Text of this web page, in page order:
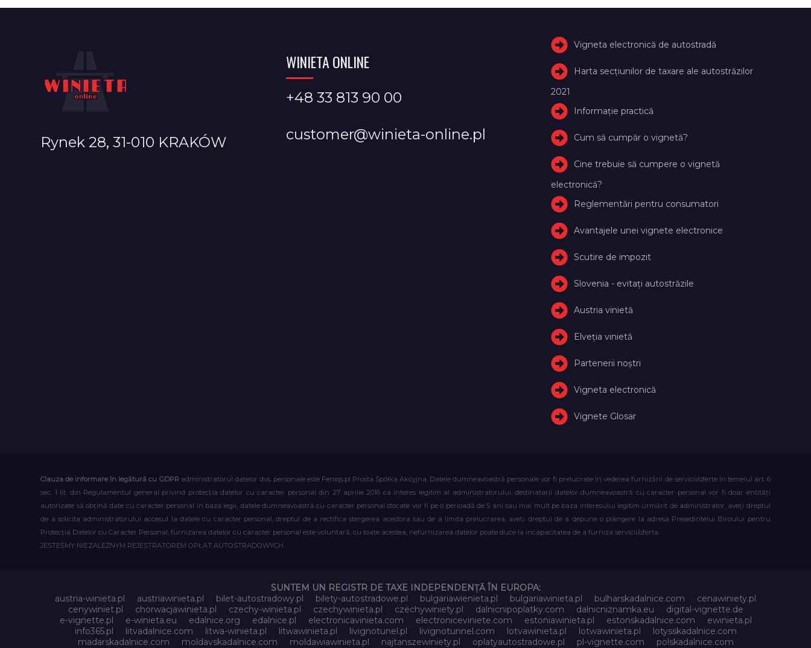
Rynek 28, 31-010 KRAKÓW
WINIETA ONLINE
+48 33 813 90 00
customer@winieta-online.pl
Vigneta electronică de autostradă
Harta secțiunilor de taxare ale autostrăzilor
2021
Informație practică
Cum să cumpăr o vignetă?
Cine trebuie să cumpere o vignetă
electronică?
Reglementări pentru consumatori
Avantajele unei vignete electronice
Scutire de impozit
Slovenia - evitați autostrăzile
Austria vinietă
Elveţia vinietă
Partenerii noștri
Vigneta electronică
Vignete Glosar
Clauza de informare în legătură cu GDPR administratorul datelor dvs. personale este Feniqs.pl Prosta Spółka Akcyjna. Datele dumneavoastră personale vor fi prelucrate în vederea furnizării de servicii/oferte în temeiul art. 6
sec. 1 lit. din Regulamentul general privind protecția datelor cu caracter personal din 27 aprilie 2016 ca interes legitim al administratorului, destinatarii datelor dumneavoastră cu caracter personal vor fi doar entități
autorizate să obțină date cu caracter personal în baza legii, datele dumneavoastră cu caracter personal stocate vor fi pe o perioadă de 5 ani sau mai mult pe baza interesului legitim urmărit de administrator, aveți dreptul
de a solicita administratorului accesul la datele cu caracter personal, dreptul de a rectifica ștergerea acestora sau de a limita prelucrarea, aveți dreptul de a depune o plângere la adresa Președintelui Biroului pentru
Protecția Datelor cu Caracter Personal, furnizarea datelor cu caracter personal este voluntară, cu toate acestea, nefurnizarea datelor poate duce la incapacitatea de a furniza servicii/oferta.
JESTEŚMY NIEZALEŻNYM REJESTRATOREM OPŁAT AUTOSTRADOWYCH
SUNTEM UN REGISTR DE TAXE INDEPENDENȚĂ ÎN EUROPA:
austria-winieta.pl
austriawinieta.pl bilet-autostradowy.pl bilety-autostradowe.pl bulgariawienieta.pl bulgariawinieta.pl bulharskadalnice.com
cenawiniety.pl
cenywiniet.pl
chorwacjawinieta.pl czechy-winieta.pl czechywinieta.pl czechywiniety.pl dalnicnipoplatky.com dalnicniznamka.eu
digital-vignette.de
e-vignette.pl
e-winieta.eu edalnice.org edalnice.pl electronicavinieta.com electroniceviniete.com estoniawinieta.pl estonskadalnice.com
ewinieta.pl
info365.pl
litvadalnice.com litwa-winieta.pl litwawinieta.pl livignotunel.pl livignotunnel.com lotvawinieta.pl lotwawinieta.pl
lotysskadalnice.com
madarskadalnice.com
moldavskadalnice.com moldawiawinieta.pl najtanszewiniety.pl oplatyautostradowe.pl pl-vignette.com
polskadalnice.com